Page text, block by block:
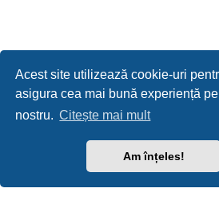
Acest site utilizează cookie-uri
asigura cea mai bună experiență pe
nostru. Citește mai mult
Am înțeles!